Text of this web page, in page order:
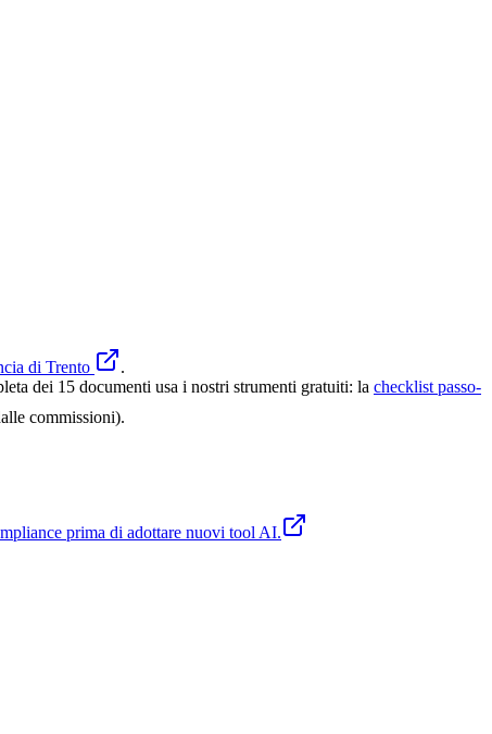
di Trento
.
dei 15 documenti usa i nostri strumenti gratuiti: la checklist passo-
commissioni).
prima di adottare nuovi tool AI.